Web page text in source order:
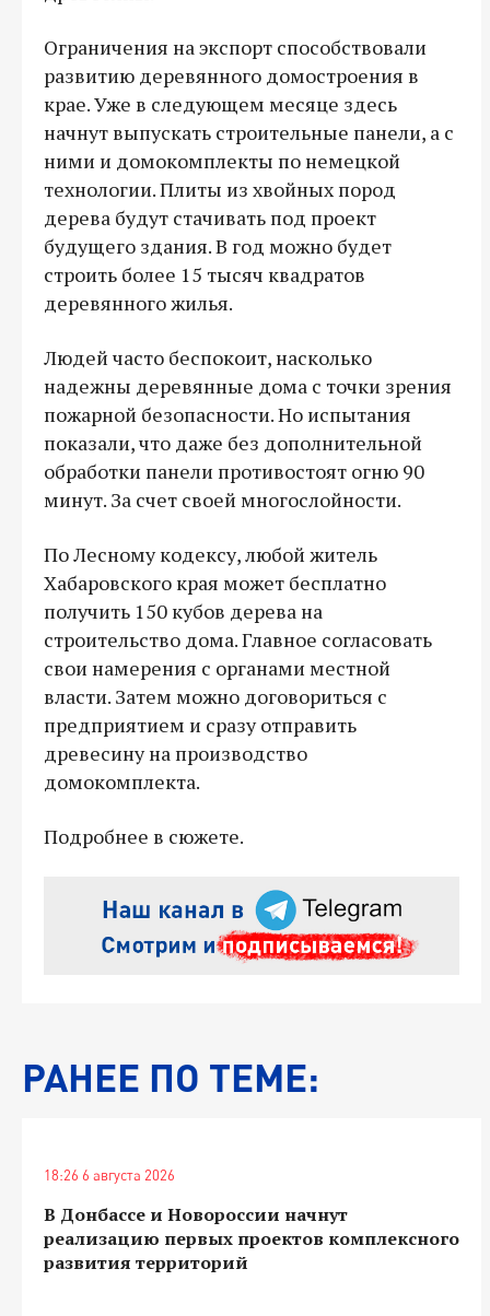
Ограничения на экспорт способствовали
развитию деревянного домостроения в
крае. Уже в следующем месяце здесь
начнут выпускать строительные панели, а с
ними и домокомплекты по немецкой
технологии. Плиты из хвойных пород
дерева будут стачивать под проект
будущего здания. В год можно будет
строить более 15 тысяч квадратов
деревянного жилья.
Людей часто беспокоит, насколько
надежны деревянные дома с точки зрения
пожарной безопасности. Но испытания
показали, что даже без дополнительной
обработки панели противостоят огню 90
минут. За счет своей многослойности.
По Лесному кодексу, любой житель
Хабаровского края может бесплатно
получить 150 кубов дерева на
строительство дома. Главное согласовать
свои намерения с органами местной
власти. Затем можно договориться с
предприятием и сразу отправить
древесину на производство
домокомплекта.
Подробнее в сюжете.
РАНЕЕ ПО ТЕМЕ:
18:26 6 августа 2026
В Донбассе и Новороссии начнут
реализацию первых проектов комплексного
развития территорий